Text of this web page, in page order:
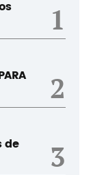
1
2
de
3